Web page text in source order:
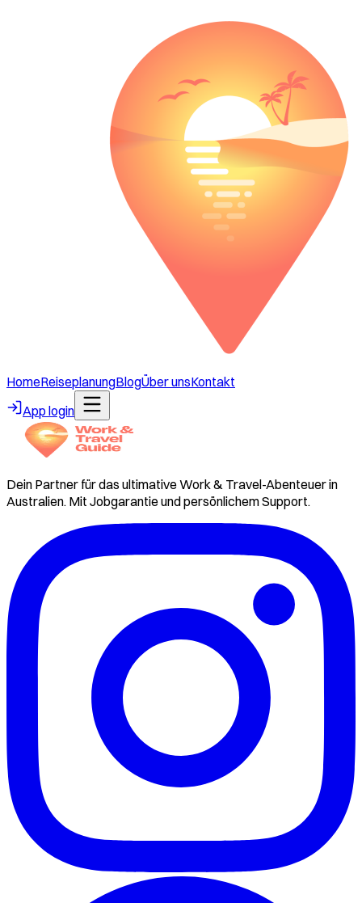
HomeReiseplanungBlogÜber unsKontakt
App login
Dein Partner für das ultimative Work & Travel-Abenteuer in
Australien. Mit Jobgarantie und persönlichem Support.